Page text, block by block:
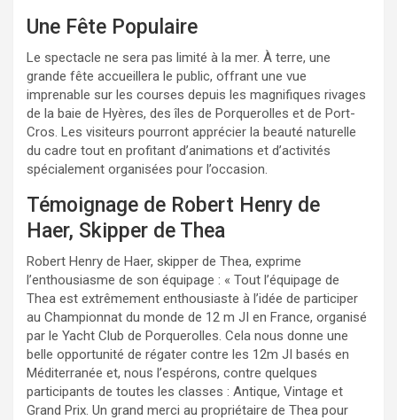
Une Fête Populaire
Le spectacle ne sera pas limité à la mer. À terre, une
grande fête accueillera le public, offrant une vue
imprenable sur les courses depuis les magnifiques rivages
de la baie de Hyères, des îles de Porquerolles et de Port-
Cros. Les visiteurs pourront apprécier la beauté naturelle
du cadre tout en profitant d’animations et d’activités
spécialement organisées pour l’occasion.
Témoignage de Robert Henry de
Haer, Skipper de Thea
Robert Henry de Haer, skipper de Thea, exprime
l’enthousiasme de son équipage : « Tout l’équipage de
Thea est extrêmement enthousiaste à l’idée de participer
au Championnat du monde de 12 m JI en France, organisé
par le Yacht Club de Porquerolles. Cela nous donne une
belle opportunité de régater contre les 12m JI basés en
Méditerranée et, nous l’espérons, contre quelques
participants de toutes les classes : Antique, Vintage et
Grand Prix. Un grand merci au propriétaire de Thea pour